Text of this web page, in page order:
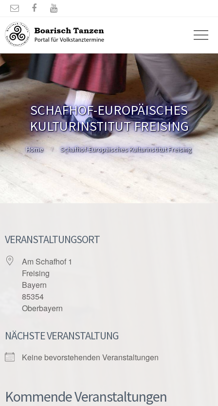
  
SCHAFHOF-EUROPÄISCHES
KULTURINSTITUT FREISING
Home Schafhof-Europäisches Kulturinstitut Freising
VERANSTALTUNGSORT
Am Schafhof 1
Freising
Bayern
85354
Oberbayern
NÄCHSTE VERANSTALTUNG
Keine bevorstehenden Veranstaltungen
Kommende Veranstaltungen